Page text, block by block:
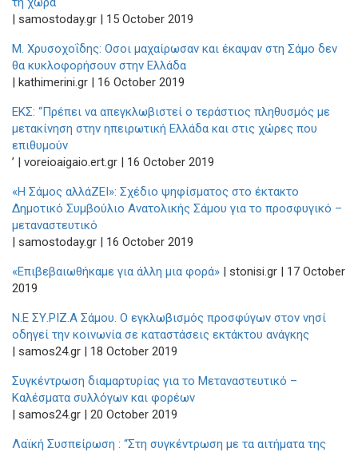
| samostoday.gr | 15 Οctober 2019
Μ. Χρυσοχοΐδης: Οσοι μαχαίρωσαν και έκαψαν στη Σάμο δεν
θα κυκλοφορήσουν στην Ελλάδα
| kathimerini.gr | 16 Οctober 2019
ΕΚΣ: “Πρέπει να απεγκλωβιστεί ο τεράστιος πληθυσμός με
μετακίνηση στην ηπειρωτική Ελλάδα και στις χώρες που
επιθυμούν
’ | voreioaigaio.ert.gr | 16 Οctober 2019
«Η Σάμος αλλάΖΕΙ»: Σχέδιο ψηφίσματος στο έκτακτο
Δημοτικό Συμβούλιο Ανατολικής Σάμου για το προσφυγικό –
μεταναστευτικό
| samostoday.gr | 16 Οctober 2019
«Επιβεβαιωθήκαμε για άλλη μια φορά» | stonisi.gr | 17 Οctober
2019
Ν.Ε ΣΥ.ΡΙΖ.Α Σάμου. Ο εγκλωβισμός προσφύγων στον νησί
οδηγεί την κοινωνία σε καταστάσεις εκτάκτου ανάγκης
| samos24.gr | 18 Οctober 2019
Συγκέντρωση διαμαρτυρίας για το Μεταναστευτικό –
Καλέσματα συλλόγων και φορέων
| samos24.gr | 20 Οctober 2019
Λαϊκή Συσπείρωση : “Στη συγκέντρωση με τα αιτήματα της